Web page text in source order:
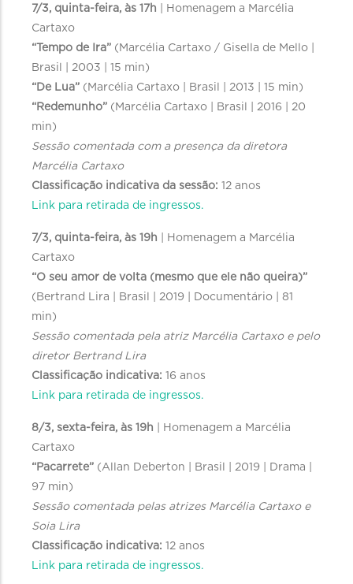
7/3, quinta-feira, às 17h | Homenagem a Marcélia
Cartaxo
“Tempo de Ira” (Marcélia Cartaxo / Gisella de Mello |
Brasil | 2003 | 15 min)
“De Lua” (Marcélia Cartaxo | Brasil | 2013 | 15 min)
“Redemunho” (Marcélia Cartaxo | Brasil | 2016 | 20
min)
Sessão comentada com a presença da diretora
Marcélia Cartaxo
Classificação indicativa da sessão: 12 anos
Link para retirada de ingressos.
7/3, quinta-feira, às 19h | Homenagem a Marcélia
Cartaxo
“O seu amor de volta (mesmo que ele não queira)”
(Bertrand Lira | Brasil | 2019 | Documentário | 81
min)
Sessão comentada pela atriz Marcélia Cartaxo e pelo
diretor Bertrand Lira
Classificação indicativa: 16 anos
Link para retirada de ingressos.
8/3, sexta-feira, às 19h | Homenagem a Marcélia
Cartaxo
“Pacarrete” (Allan Deberton | Brasil | 2019 | Drama |
97 min)
Sessão comentada pelas atrizes Marcélia Cartaxo e
Soia Lira
Classificação indicativa: 12 anos
Link para retirada de ingressos.